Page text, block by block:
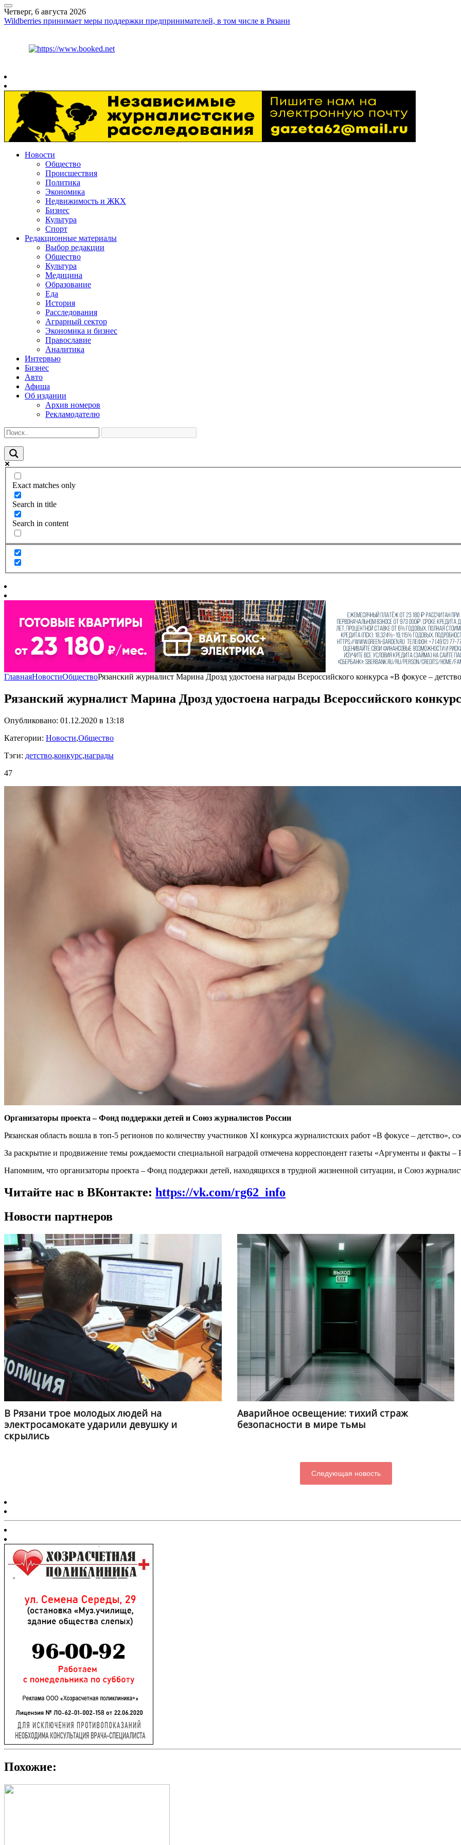
Четверг, 6 августа 2026
Wildberries принимает меры поддержки предпринимателей, в том числе в Рязани
Новости
Общество
Происшествия
Политика
Экономика
Недвижимость и ЖКХ
Бизнес
Культура
Спорт
Редакционные материалы
Выбор редакции
Общество
Культура
Медицина
Образование
Еда
История
Расследования
Аграрный сектор
Экономика и бизнес
Православие
Аналитика
Интервью
Бизнес
Авто
Афиша
Об издании
Архив номеров
Рекламодателю
Exact matches only
Search in title
Search in content
ГлавнаяНовостиОбществоРязанский журналист Марина Дрозд удостоена награды Всероссийского конкурса «В фокусе –
Рязанский журналист Марина Дрозд удостоена награды Всероссийского
Опубликовано: 01.12.2020 в 13:18
Категории: Новости,Общество
Тэги: детство,конкурс,награды
47
Организаторы проекта – Фонд поддержки детей и Союз журналистов России
Рязанская область вошла в топ-5 регионов по количеству участников XI конкурса журналистских работ «В фокусе – детство»,
За раскрытие и продвижение темы рождаемости специальной наградой отмечена корреспондент газеты «Аргументы и факты –
Напомним, что организаторы проекта – Фонд поддержки детей, находящихся в трудной жизненной ситуации, и Союз
Читайте нас в ВКонтакте: https://vk.com/rg62_info
Новости партнеров
В Рязани трое молодых людей на
электросамокате ударили девушку и
скрылись
Аварийное освещение: тихий страж
безопасности в мире тьмы
Следующая новость
Похожие: